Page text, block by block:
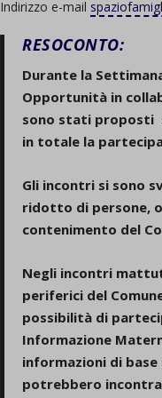
Indirizzo e-mail
RESOCONTO:
Durante la
Opportunità in
sono stati proposti
in totale la
Gli incontri si sono
ridotto di persone,
contenimento del
Negli incontri
periferici del
possibilità di
Informazione
informazioni di
potrebbero